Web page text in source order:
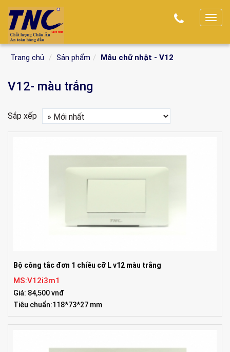
T
g
i
Trang chủ Sản phẩm Mẫu chữ nhật - V12
V12- màu trắng
Sắp xếp
Bộ công tắc đơn 1 chiều cỡ L v12 màu trắng
MS:V12i3m1
Giá: 84,500 vnđ
Tiêu chuẩn:118*73*27 mm